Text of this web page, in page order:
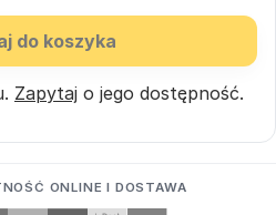
do koszyka
Zapytaj o jego dostępność.
ONLINE I DOSTAWA